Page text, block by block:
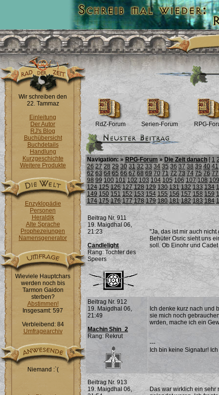
Wir schreiben den
22. Tammaz
Einleitung
Der Autor
RJ's Blog
Buchübersicht
Buchdetails
Handlung
Kurzgeschichte
Weitere Produkte
Enzyklopädie
Personen
Heraldik
Alte Sprache
Prophezeiungen
Namensgenerator
Wieviele Hauptchars
werden noch bis
Tarmon Gaidon
sterben?
Abstimmen!
Insgesamt: 597
Verbleibend: 84
Umfragearchiv
Niemand :`(
RdZ-Forum Serien-Forum RPG-
Navigation: » RPG-Forum » Die Zeit danach [1
26 27 28 29 30 31 32 33 34 35 36 37 38 39 40 41
62 63 64 65 66 67 68 69 70 71 72 73 74 75 76 77
98 99 100 101 102 103 104 105 106 107 108 109
124 125 126 127 128 129 130 131 132 133 134
149 150 151 152 153 154 155 156 157 158 159
174 175 176 177 178 179 180 181 182 183 184
Beitrag Nr. 911
19. Maigdhal 06,
21:23
Candlelight
Rang: Tochter des
Speers
"Ja, das ist mir auch
Behüter Osric sieht uns
soll. Ob Einohr und
Beitrag Nr. 912
19. Maigdhal 06,
21:49
Machin Shin_2
Rang: Rekrut
Ich denke kurz nach und
sie mich noch
wrden, mache ich ein
---
Ich bin keine Signatur!
Beitrag Nr. 913
19. Maigdhal 06,
Das war wirklich ein sehr